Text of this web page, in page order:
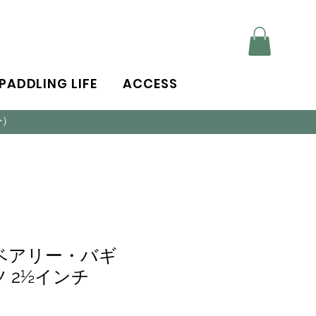
LIFE ACCESS
アリー・バギ
2½インチ